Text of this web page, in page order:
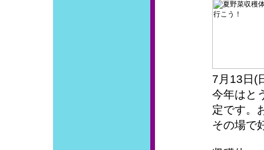
7月13日(
今年はと
定です。
その場で